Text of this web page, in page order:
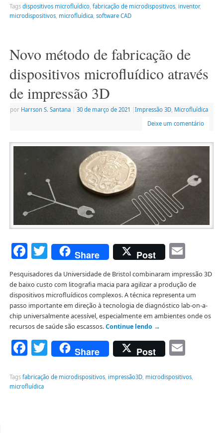
Tags dispositivos microfluídico, fabricação de microdispositivos, inventor,
microdispositivos, microfluídica, software CAD
Novo método de fabricação de
dispositivos microfluídico através
de impressão 3D
por Harrson S. Santana 30 de março de 2021 Impressão 3D, Microfluídica
Deixe um comentário
Facebook
Twitter
Share Post
Pesquisadores da Universidade de Bristol combinaram impressão 3D
de baixo custo com litografia macia para agilizar a produção de
dispositivos microfluídicos complexos. A técnica representa um
passo importante em direção à tecnologia de diagnóstico lab-on-a-
chip universalmente acessível, especialmente em ambientes onde os
recursos de saúde são escassos.Continue lendo →
Facebook
Twitter
Share Post
Tags fabricação de microdispositivos, impressão3D, microdispositivos,
microfluídica